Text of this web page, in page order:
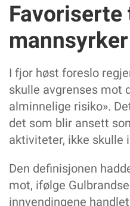
Favoriserte
mannsyrker
I fjor høst foreslo
skulle avgrenses mot
alminnelige risiko».
det som blir ansett
aktiviteter, ikke skulle
Den definisjonen
mot, ifølge
innvendingene